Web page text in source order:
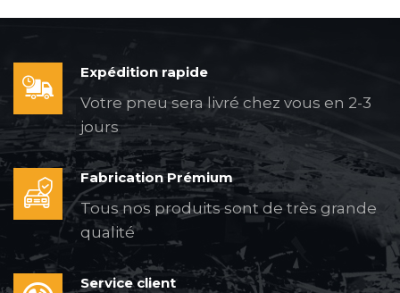
Expédition rapide
Votre pneu sera livré chez vous en 2-3
jours
Fabrication Prémium
Tous nos produits sont de très grande
qualité
Service client